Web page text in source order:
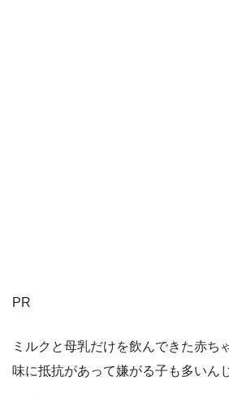
PR
ミルクと母乳だけを飲んできた赤ち
味に抵抗があって嫌がる子も多いん